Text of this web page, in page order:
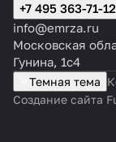
+7 495 363-71-12
info@emrza.ru
Московская
Гунина, 1с4
Темная тема
Создание сайта